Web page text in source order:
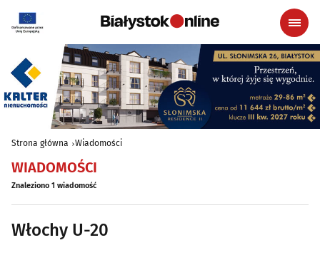
Strona główna Wiadomości
WIADOMOŚCI
Znaleziono 1 wiadomość
Włochy U-20